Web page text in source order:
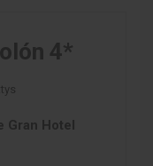
4*
Gran Hotel